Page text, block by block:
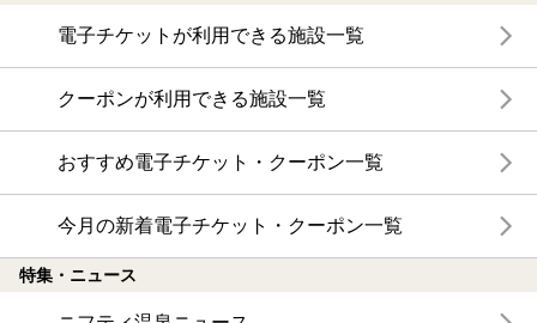
電子チケットが利用できる施設一覧
クーポンが利用できる施設一覧
おすすめ電子チケット・クーポン一覧
今月の新着電子チケット・クーポン一覧
特集・ニュース